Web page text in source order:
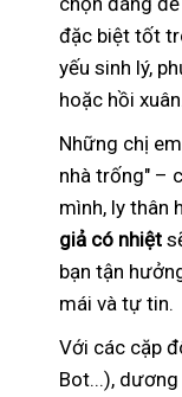
đặc biệt tốt
yếu sinh lý,
hoặc hồi xuân.
Những chị
nhà trống" –
mình, ly thân
giả có nhiệt
bạn tận
mái và tự tin.
Với các cặp
Bot...),